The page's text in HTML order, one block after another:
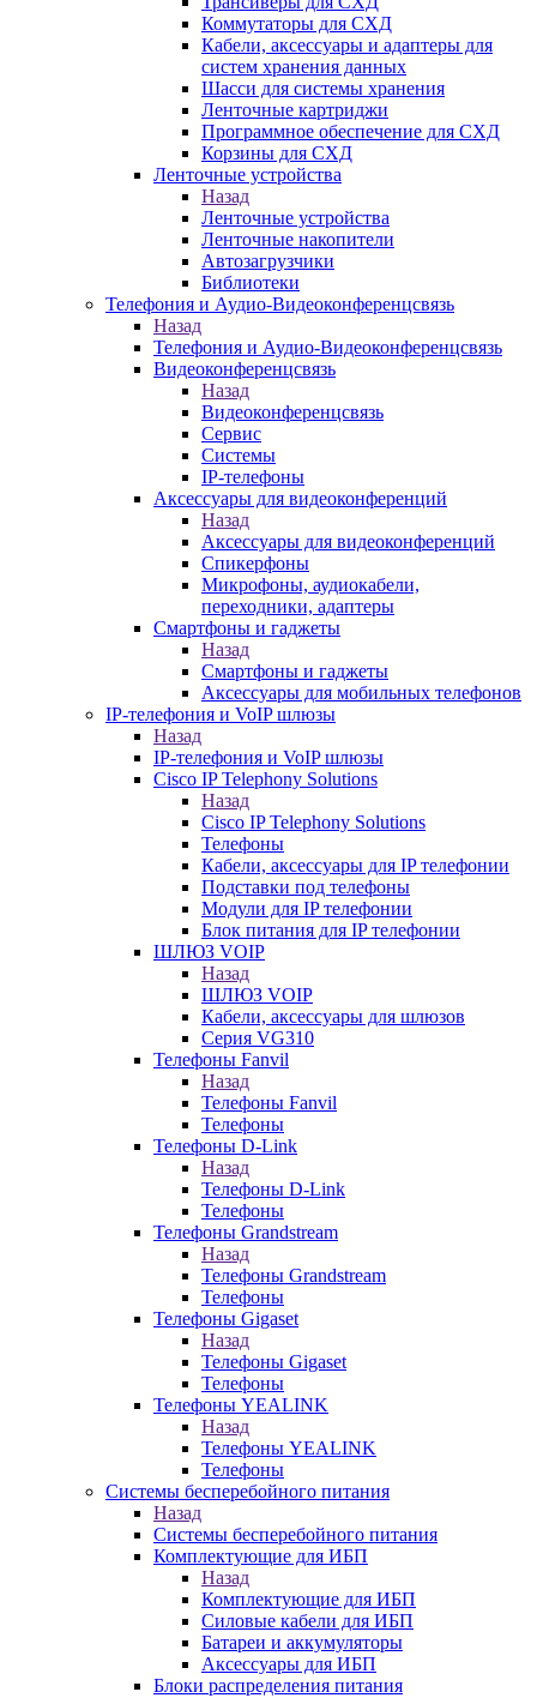
Коммутаторы для СХД
Кабели, аксессуары и адаптеры для
систем хранения данных
Шасси для системы хранения
Ленточные картриджи
Программное обеспечение для СХД
Корзины для СХД
Ленточные устройства
Назад
Ленточные устройства
Ленточные накопители
Автозагрузчики
Библиотеки
Телефония и Аудио-Видеоконференцсвязь
Назад
Телефония и Аудио-Видеоконференцсвязь
Видеоконференцсвязь
Назад
Видеоконференцсвязь
Сервис
Системы
IP-телефоны
Аксессуары для видеоконференций
Назад
Аксессуары для видеоконференций
Спикерфоны
Микрофоны, аудиокабели,
переходники, адаптеры
Смартфоны и гаджеты
Назад
Смартфоны и гаджеты
Аксессуары для мобильных телефонов
IP-телефония и VoIP шлюзы
Назад
IP-телефония и VoIP шлюзы
Cisco IP Telephony Solutions
Назад
Cisco IP Telephony Solutions
Телефоны
Кабели, аксессуары для IP телефонии
Подставки под телефоны
Модули для IP телефонии
Блок питания для IP телефонии
ШЛЮЗ VOIP
Назад
ШЛЮЗ VOIP
Кабели, аксессуары для шлюзов
Серия VG310
Телефоны Fanvil
Назад
Телефоны Fanvil
Телефоны
Телефоны D-Link
Назад
Телефоны D-Link
Телефоны
Телефоны Grandstream
Назад
Телефоны Grandstream
Телефоны
Телефоны Gigaset
Назад
Телефоны Gigaset
Телефоны
Телефоны YEALINK
Назад
Телефоны YEALINK
Телефоны
Системы бесперебойного питания
Назад
Системы бесперебойного питания
Комплектующие для ИБП
Назад
Комплектующие для ИБП
Силовые кабели для ИБП
Батареи и аккумуляторы
Аксессуары для ИБП
Блоки распределения питания